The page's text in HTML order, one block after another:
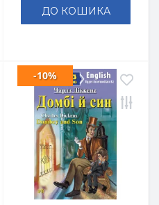
ДО КОШИКА
-10%